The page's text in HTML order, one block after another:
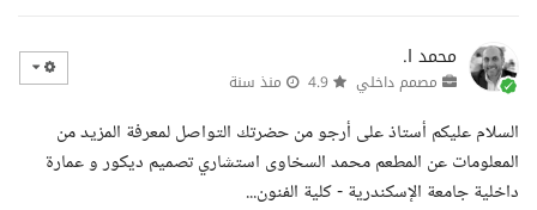
محمد ا.
مصمم داخلي منذ سنة
السلام عليكم أستاذ على أرجو من حضرتك التواصل لمعرفة المزيد من
المعلومات عن المطعم محمد السخاوى استشاري تصميم ديكور و عمارة
داخلية جامعة الإسكندرية - كلية الفنون...